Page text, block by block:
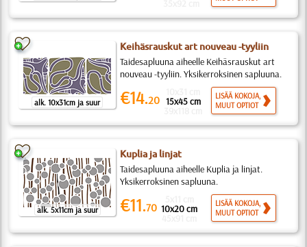
alk. 10x31cm ja suur
Keihäsrauskut art nouveau -tyyliin
Taidesapluuna aiheelle Keihäsrauskut art
nouveau -tyyliin. Yksikerroksinen sapluuna.
€14.20 15x45 cm
LISÄÄ KOKOJA,
MUUT OPTIOT
alk. 5x11cm ja suur
Kuplia ja linjat
Taidesapluuna aiheelle Kuplia ja linjat.
Yksikerroksinen sapluuna.
€11.70 10x20 cm
LISÄÄ KOKOJA,
MUUT OPTIOT